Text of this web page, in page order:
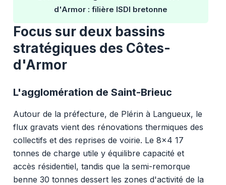
d'Armor : filière ISDI bretonne
Focus sur deux bassins
stratégiques des Côtes-
d'Armor
L'agglomération de Saint-Brieuc
Autour de la préfecture, de Plérin à Langueux, le
flux gravats vient des rénovations thermiques des
collectifs et des reprises de voirie. Le 8x4 17
tonnes de charge utile y équilibre capacité et
accès résidentiel, tandis que la semi-remorque
benne 30 tonnes dessert les zones d'activité de la